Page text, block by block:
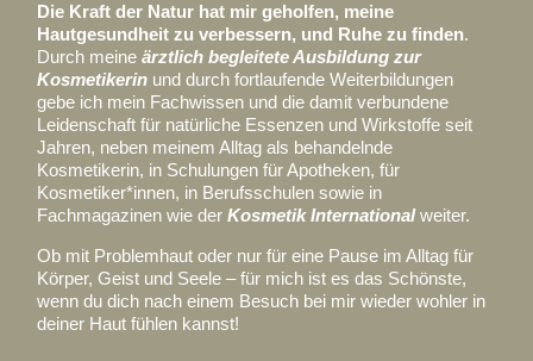
Die Kraft der Natur hat mir geholfen, meine
Hautgesundheit zu verbessern, und Ruhe zu finden.
Durch meineärztlich begleitete Ausbildung zur
Kosmetikerin und durch fortlaufende Weiterbildungen
gebe ich mein Fachwissen und die damit verbundene
Leidenschaft für natürliche Essenzen und Wirkstoffe seit
Jahren, neben meinem Alltag als behandelnde
Kosmetikerin, in Schulungen für Apotheken, für
Kosmetiker*innen, in Berufsschulen sowie in
Fachmagazinen wie der Kosmetik Internationalweiter.
Ob mit Problemhaut oder nur für eine Pause im Alltag für
Körper, Geist und Seele – für mich ist es das Schönste,
wenn du dich nach einem Besuch bei mir wieder wohler in
deiner Haut fühlen kannst!